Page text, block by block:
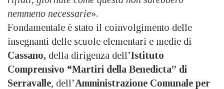
nemmeno necessarie».
Fondamentale è stato il coinvolgimento delle
insegnanti delle scuole elementari e medie di
Cassano, della dirigenza dell’Istituto
Comprensivo “Martiri della Benedicta” di
Serravalle, dell’Amministrazione Comunale per